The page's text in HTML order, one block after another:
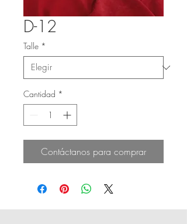
D-12
Talle *
Cantidad *
Contáctanos para comprar